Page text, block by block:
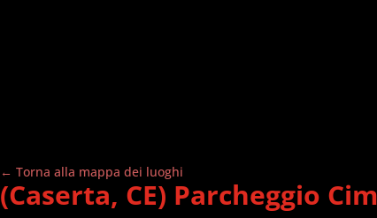
← Torna alla mappa dei luoghi
(Caserta, CE) Parcheggio